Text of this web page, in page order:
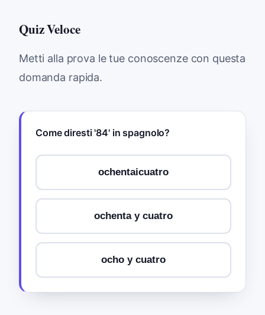
Quiz Veloce
Metti alla prova le tue conoscenze con questa
domanda rapida.
Come diresti '84' in spagnolo?
ochentaicuatro
ochenta y cuatro
ocho y cuatro